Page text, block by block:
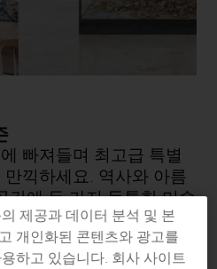
빠져들며 최고급 특별
끽하세요. 역사와 아름
간에 두 가지 독특한 미술
져 있습니다.
제공과 데이터 분석 및 본
개인화된 콘텐츠와 광고를
하고 있습니다. 회사 사이트